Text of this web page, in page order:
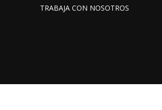
TRABAJA CON NOSOTROS